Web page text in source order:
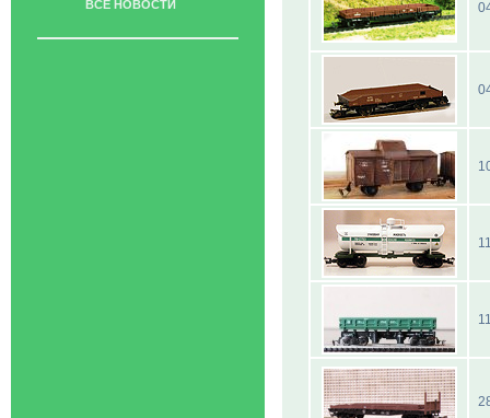
ВСЕ НОВОСТИ